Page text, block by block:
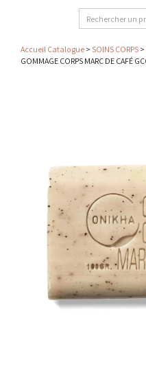
Accueil Catalogue > SOINS CORPS >
GOMMAGE CORPS MARC DE CAFÉ